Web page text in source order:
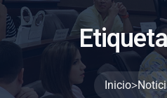
Etiqueta
Inicio>